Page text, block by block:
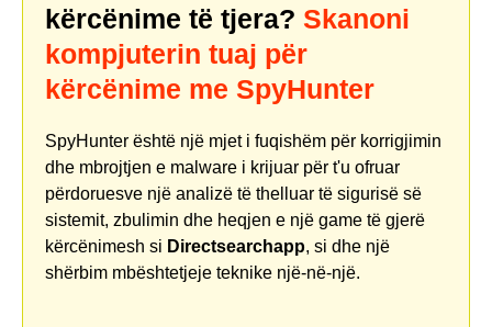
kërcënime të tjera? Skanoni
kompjuterin tuaj për
kërcënime me SpyHunter
SpyHunter është një mjet i fuqishëm për korrigjimin
dhe mbrojtjen e malware i krijuar për t'u ofruar
përdoruesve një analizë të thelluar të sigurisë së
sistemit, zbulimin dhe heqjen e një game të gjerë
kërcënimesh si Directsearchapp, si dhe një
shërbim mbështetjeje teknike një-në-një.